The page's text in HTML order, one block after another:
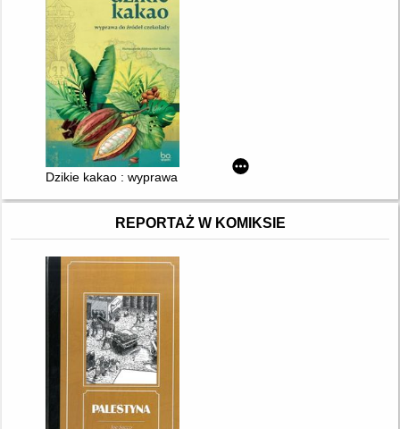
Dzikie kakao : wyprawa do źródeł czekolady
REPORTAŻ W KOMIKSIE